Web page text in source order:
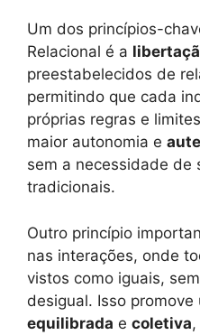
Um dos princípios-
Relacional é a
preestabelecidos de
permitindo que cada
próprias regras e
maior autonomia e
sem a necessidade de
tradicionais.
Outro princípio
nas interações, onde
vistos como iguais,
desigual. Isso promove
equilibrada e coletiva